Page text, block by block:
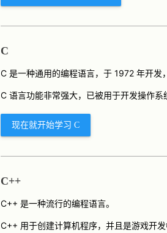
C
C 是一种通用的编程语言，于 1972 年开发
C 语言功能非常强大，已被用于开发操作系
现在就开始学习 C
C++
C++ 是一种流行的编程语言。
C++ 用于创建计算机程序，并且是游戏开发